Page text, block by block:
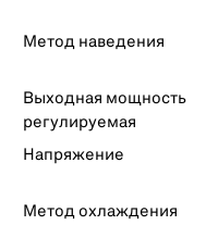
Метод наведения
Выходная мощность
регулируемая
Напряжение
Метод охлаждения